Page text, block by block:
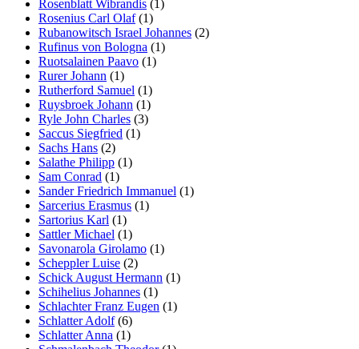
Rosenblatt Wibrandis (1)
Rosenius Carl Olaf(1)
Rubanowitsch Israel Johannes (2)
Rufinus von Bologna (1)
Ruotsalainen Paavo (1)
Rurer Johann (1)
Rutherford Samuel (1)
Ruysbroek Johann (1)
Ryle John Charles (3)
Saccus Siegfried (1)
Sachs Hans (2)
Salathe Philipp (1)
Sam Conrad (1)
Sander Friedrich Immanuel (1)
Sarcerius Erasmus (1)
Sartorius Karl (1)
Sattler Michael (1)
Savonarola Girolamo (1)
Scheppler Luise (2)
Schick August Hermann (1)
Schihelius Johannes (1)
Schlachter Franz Eugen (1)
Schlatter Adolf(6)
Schlatter Anna (1)